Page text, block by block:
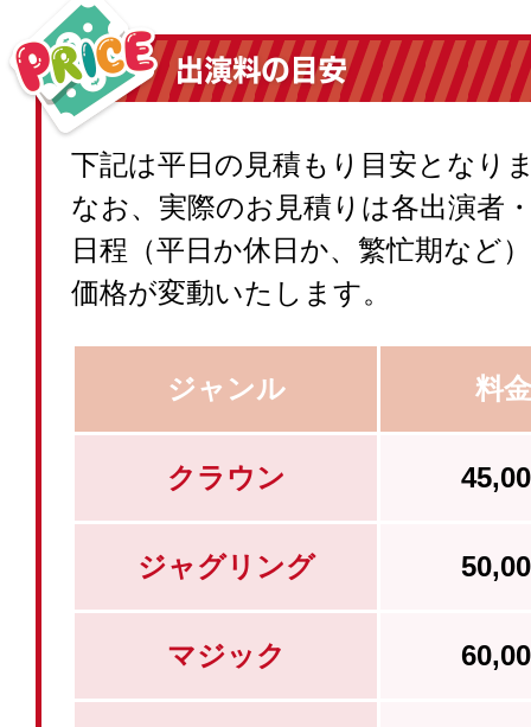
下記は平日の見積もり目安となり
なお、実際のお見積りは各出演者
日程（平日か休日か、繁忙期など
価格が変動いたします。
ジャンル 料
クラウン
ジャグリング
マジック